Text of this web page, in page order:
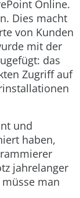
Online.
Dies macht
von Kunden
mit der
das
Zugriff auf
und
haben,
jahrelanger
man